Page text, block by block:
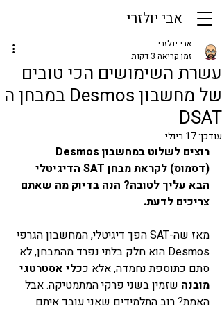
אבי יולזרי
עשרת השימושים הכי טובים
של מחשבון Desmos במבחן ה
DSAT
אבי יולזרי
זמן קריאה 3 דקות
עודכן:17 ביולי
(דסמוס) לקראת מבחן SAT הדיגיטלי
הבא עליך לטובה? הנה בדיוק מה שאתם
צריכים לדעת.
מאז שה-SAT הפך דיגיטלי, המחשבון הגרפי
Desmos הוא חלק בלתי נפרד מהמבחן, לא
סתם כתוספת נחמדה, אלא ככלי אסטרטגי
מובנה שזמין בשני פרקי המתמטיקה. אבל
האמת? רוב התלמידים שאני עובד איתם